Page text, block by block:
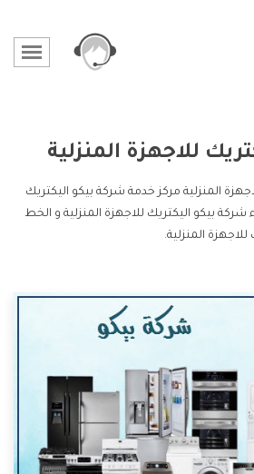
للاجهزة المنزلية
المنزلية مركز خدمة شركة بيكو اليكتريك
شركة بيكو اليكتريك للاجهزة المنزلية و الخط
المنزلية.